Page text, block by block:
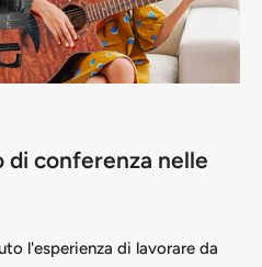
di conferenza nelle
l'esperienza di lavorare da